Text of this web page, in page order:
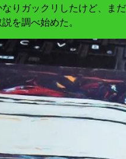
りガックリしたけど、ま
を調べ始めた。